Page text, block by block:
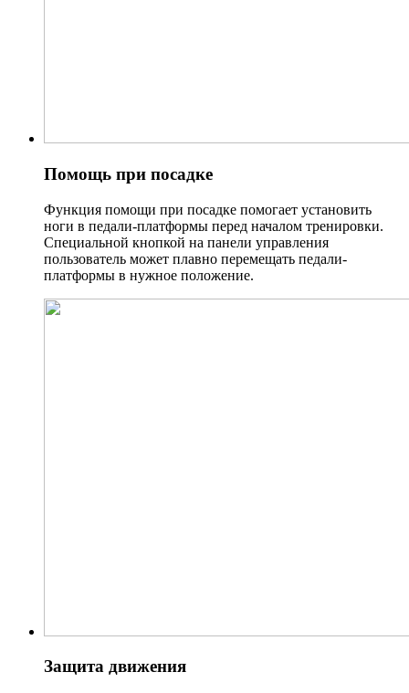
Помощь при посадке
Функция помощи при посадке помогает установить
ноги в педали-платформы перед началом тренировки.
Специальной кнопкой на панели управления
пользователь может плавно перемещать педали-
платформы в нужное положение.
Защита движения